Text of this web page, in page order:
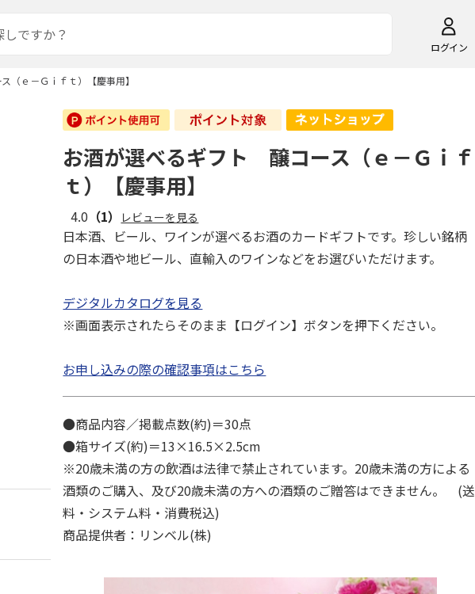
ログイン
（ｅ－Ｇｉｆｔ）【慶事用】
お酒が選べるギフト 醸コース（ｅ－Ｇｉｆ
ｔ）【慶事用】
4.0 （1） レビューを見る
日本酒、ビール、ワインが選べるお酒のカードギフトです。珍しい銘柄
の日本酒や地ビール、直輸入のワインなどをお選びいただけます。
デジタルカタログを見る
※画面表示されたらそのまま【ログイン】ボタンを押下ください。
お申し込みの際の確認事項はこちら
●商品内容／掲載点数(約)＝30点
●箱サイズ(約)＝13×16.5×2.5cm
※20歳未満の方の飲酒は法律で禁止されています。20歳未満の方による
酒類のご購入、及び20歳未満の方への酒類のご贈答はできません。 (送
料・システム料・消費税込)
商品提供者：リンベル(株)